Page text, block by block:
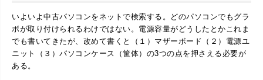
いよいよ中古パソコンをネットで検索する。どのパソコンでもグラ
ボが取り付けられるわけではない。電源容量がどうしたとかこれま
でも書いてきたが、改めて書くと（１）マザーボード（２）電源ユ
ニット（３）パソコンケース（筐体）の3つの点を押さえる必要が
ある。